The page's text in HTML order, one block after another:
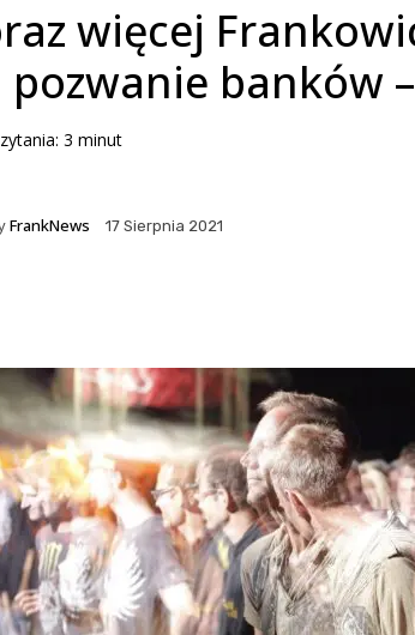
więcej
pozwanie banków
3 minut
FrankNews 17 Sierpnia 2021